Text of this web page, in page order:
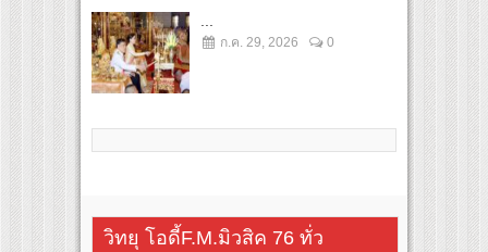
...
ก.ค. 29, 2026 0
วิทยุ โอดี้F.M.มิวสิค 76 ทั่ว